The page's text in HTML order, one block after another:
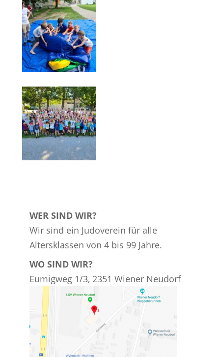
WER SIND WIR?
Wir sind ein Judoverein für alle
Altersklassen von 4 bis 99 Jahre.
WO SIND WIR?
Eumigweg 1/3, 2351 Wiener Neudorf